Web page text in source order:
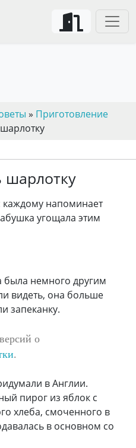
» Приготовление
шарлотку
напоминает
угощала этим
немного другим
видеть, она больше
запеканку.
о
.
в Англии.
пирог из яблок с
хлеба, смоченного в
в основном со